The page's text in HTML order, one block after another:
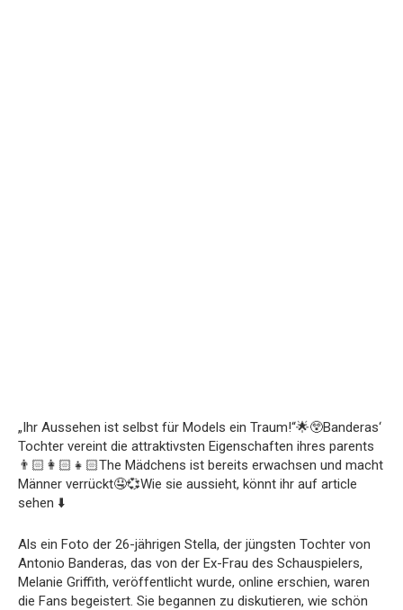
„Ihr Aussehen ist selbst für Models ein Traum!“🌟😲Banderas‘
Tochter vereint die attraktivsten Eigenschaften ihres parents
👨🏻‍👩🏻‍👧🏻The Mädchens ist bereits erwachsen und macht
Männer verrückt🤤💞Wie sie aussieht, könnt ihr auf article
sehen ⬇️
Als ein Foto der 26-jährigen Stella, der jüngsten Tochter von
Antonio Banderas, das von der Ex-Frau des Schauspielers,
Melanie Griffith, veröffentlicht wurde, online erschien, waren
die Fans begeistert. Sie begannen zu diskutieren, wie schön